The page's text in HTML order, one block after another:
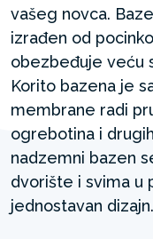
vašeg novca.
izrađen od
obezbeđuje veću
Korito bazena je
membrane radi
ogrebotina i
nadzemni bazen
dvorište i svima u
jednostavan dizajn.